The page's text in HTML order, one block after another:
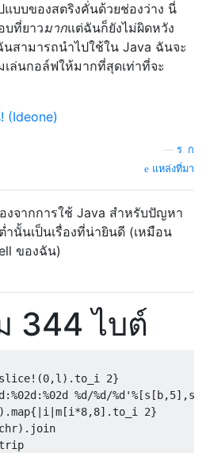
แบบของสตริงคั่นด้วยช่องว่าง นี่
บที่ยาวมากแต่ฉันก็ยังไม่ผิดหวัง
สามารถนำไปใช้ใน Java ฉันจะ
เล่นกอล์ฟให้มากที่สุดเท่าที่จะ
(Ideone)
ร. ก
แหล่งที่มา
องจากการใช้ Java สำหรับปัญหา
ำนั้นเป็นเรื่องที่น่ายินดี (เหมือน
ของฉัน)
344 ไบต์
slice!(0,l ).to_i 2}
%d/%d/%d'%[s [ b,5],s
).map{| i m [i *8,8].to_i 2}
chr). join